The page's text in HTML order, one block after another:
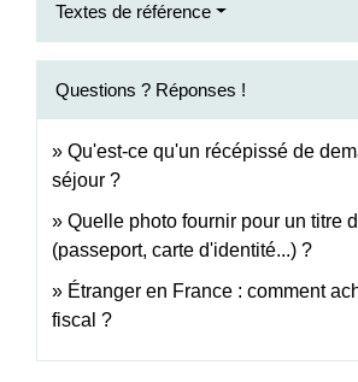
Textes de référence
Questions ? Réponses !
Qu'est-ce qu'un récépissé de
séjour ?
Quelle photo fournir pour un titre
(passeport, carte d'identité...) ?
Étranger en France : comment
fiscal ?